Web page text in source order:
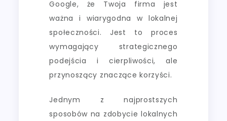
Google, że Twoja firma jest
ważna i wiarygodna w lokalnej
społeczności. Jest to proces
wymagający strategicznego
podejścia i cierpliwości, ale
przynoszący znaczące korzyści.
Jednym z najprostszych
sposobów na zdobycie lokalnych